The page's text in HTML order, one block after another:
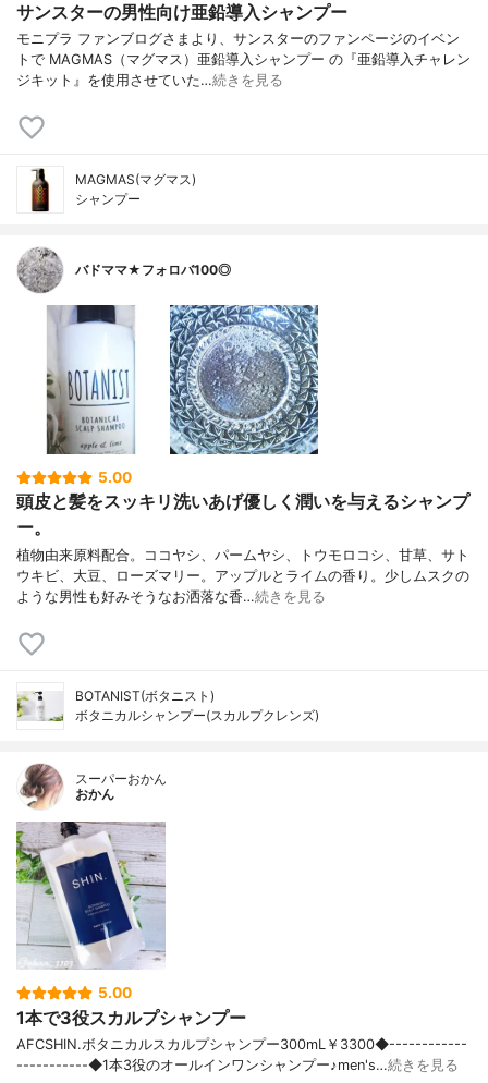
サンスターの男性向け亜鉛導入シャンプー
モニプラ ファンブログさまより、サンスターのファンページのイベン
トで MAGMAS（マグマス）亜鉛導入シャンプー の『亜鉛導入チャレン
ジキット』を使用させていた…続きを見る
MAGMAS(マグマス)
シャンプー
バドママ★フォロバ100◎
5.00
頭皮と髪をスッキリ洗いあげ優しく潤いを与えるシャンプ
ー。
植物由来原料配合。ココヤシ、パームヤシ、トウモロコシ、甘草、サト
ウキビ、大豆、ローズマリー。アップルとライムの香り。少しムスクの
ような男性も好みそうなお洒落な香…続きを見る
BOTANIST(ボタニスト)
ボタニカルシャンプー(スカルプクレンズ)
スーパーおかん
おかん
5.00
1本で3役スカルプシャンプー
AFCSHIN.ボタニカルスカルプシャンプー300mL￥3300◆------------
-----------◆1本3役のオールインワンシャンプー♪men's…続きを見る